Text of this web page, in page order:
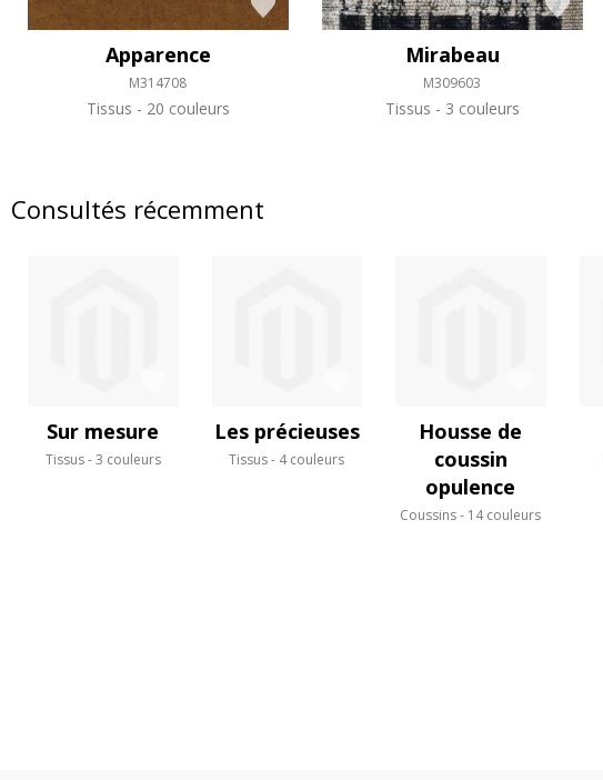
Apparence
M314708
Tissus 20 couleurs
Mirabeau
M309603
Tissus 3 couleurs
Consultés récemment
Sur mesure
Tissus 3 couleurs
Les précieuses
Tissus 4 couleurs
Housse de
coussin
opulence
Coussins 14 couleurs